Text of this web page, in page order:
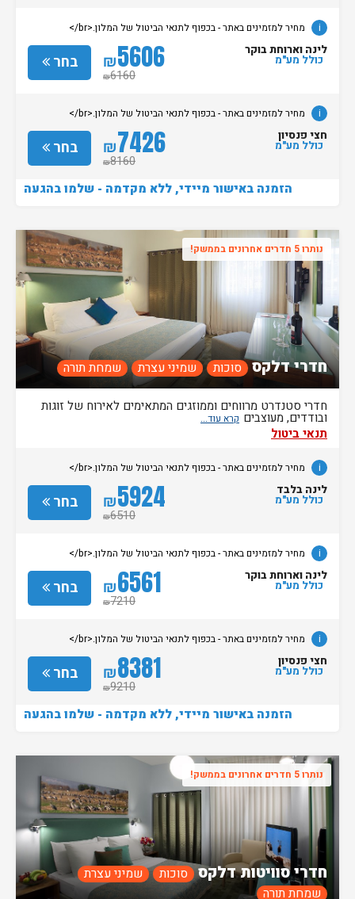
i מחיר למזמינים באתר - בכפוף לתנאי הביטול של המלון.<br/>
בחר ₪5606
₪6160
לינה וארוחת בוקר
כולל מע"מ
i מחיר למזמינים באתר - בכפוף לתנאי הביטול של המלון.<br/>
בחר ₪7426
₪8160
חצי פנסיון
כולל מע"מ
הזמנה באישור מיידי, ללא מקדמה - שלמו בהגעה
נותרו 5 חדרים אחרונים בממשק!
חדרי דלקס סוכות שמיני עצרת שמחת תורה
חדרי סטנדרט מרווחים וממוזגים המתאימים לאירוח של זוגות
ובודדים, מעוצבים
תנאי ביטול
i מחיר למזמינים באתר - בכפוף לתנאי הביטול של המלון.<br/>
בחר ₪5924
₪6510
לינה בלבד
כולל מע"מ
i מחיר למזמינים באתר - בכפוף לתנאי הביטול של המלון.<br/>
בחר ₪6561
₪7210
לינה וארוחת בוקר
כולל מע"מ
i מחיר למזמינים באתר - בכפוף לתנאי הביטול של המלון.<br/>
בחר ₪8381
₪9210
חצי פנסיון
כולל מע"מ
הזמנה באישור מיידי, ללא מקדמה - שלמו בהגעה
נותרו 5 חדרים אחרונים בממשק!
חדרי סוויטות דלקס סוכות
שמיני עצרת
שמחת תורה